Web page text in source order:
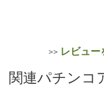
>> レビュ
関連パチンコ